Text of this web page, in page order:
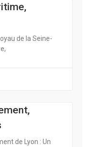
de la Seine-
de Lyon : Un